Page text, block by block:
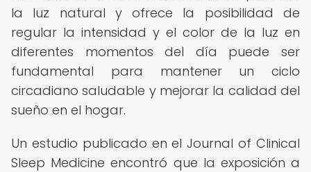
la luz natural y ofrece la posibilidad de
regular la intensidad y el color de la luz en
diferentes momentos del día puede ser
fundamental para mantener un ciclo
circadiano saludable y mejorar la calidad del
sueño en el hogar.
Un estudio publicado en el Journal of Clinical
Sleep Medicine encontró que la exposición a